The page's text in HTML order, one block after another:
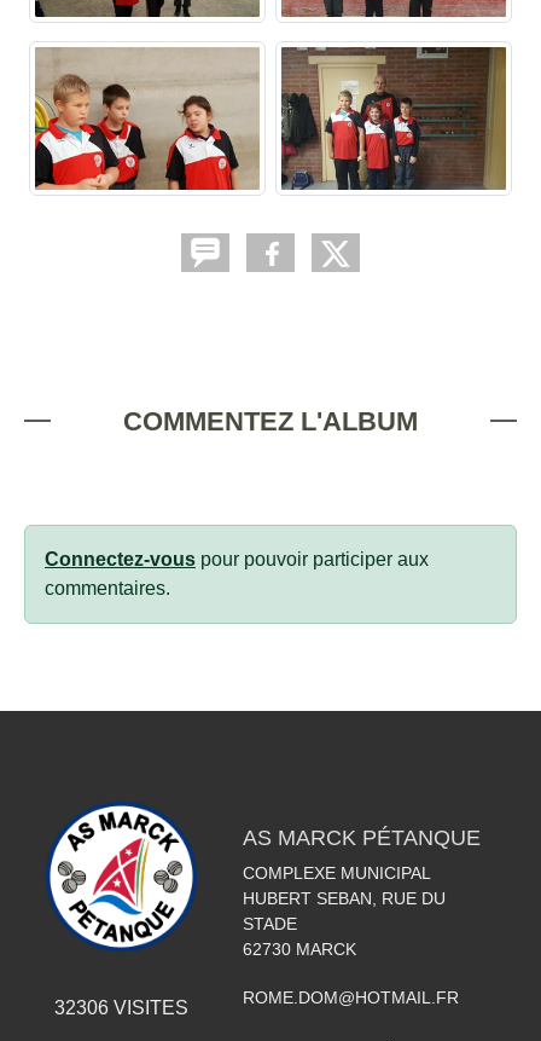
COMMENTEZ L'ALBUM
Connectez-vous pour pouvoir participer aux
commentaires.
32306VISITES
AS MARCK PÉTANQUE
COMPLEXE MUNICIPAL
HUBERT SEBAN, RUE DU
STADE
62730 MARCK
ROME.DOM@HOTMAIL.FR